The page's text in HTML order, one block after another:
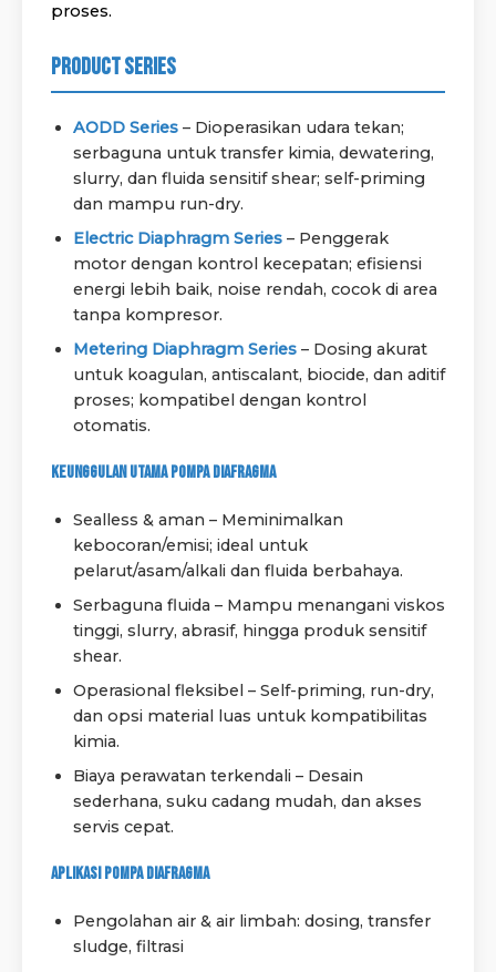
proses.
Product Series
AODD Series – Dioperasikan udara tekan;
serbaguna untuk transfer kimia, dewatering,
slurry, dan fluida sensitif shear; self-priming
dan mampu run-dry.
Electric Diaphragm Series – Penggerak
motor dengan kontrol kecepatan; efisiensi
energi lebih baik, noise rendah, cocok di area
tanpa kompresor.
Metering Diaphragm Series – Dosing akurat
untuk koagulan, antiscalant, biocide, dan aditif
proses; kompatibel dengan kontrol
otomatis.
Keunggulan Utama Pompa Diafragma
Sealless & aman – Meminimalkan
kebocoran/emisi; ideal untuk
pelarut/asam/alkali dan fluida berbahaya.
Serbaguna fluida – Mampu menangani viskos
tinggi, slurry, abrasif, hingga produk sensitif
shear.
Operasional fleksibel – Self-priming, run-dry,
dan opsi material luas untuk kompatibilitas
kimia.
Biaya perawatan terkendali – Desain
sederhana, suku cadang mudah, dan akses
servis cepat.
Aplikasi Pompa Diafragma
Pengolahan air & air limbah: dosing, transfer
sludge, filtrasi